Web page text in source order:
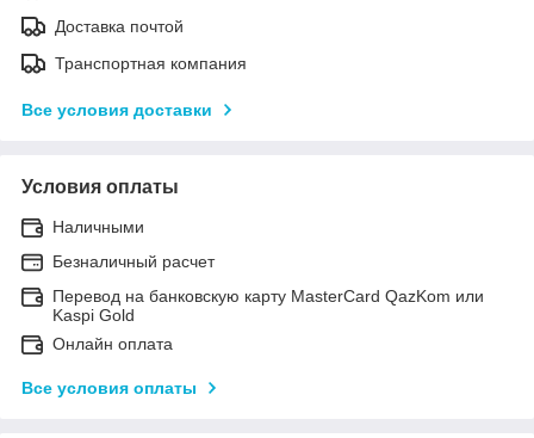
Доставка почтой
Транспортная компания
Все условия доставки
Условия оплаты
Наличными
Безналичный расчет
Перевод на банковскую карту MasterCard QazKom или
Kaspi Gold
Онлайн оплата
Все условия оплаты